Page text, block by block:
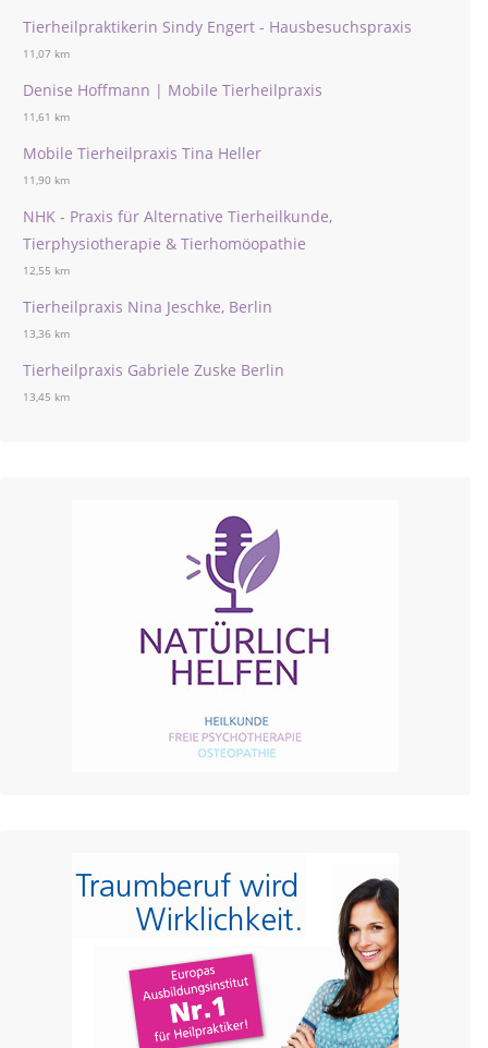
Tierheilpraktikerin Sindy Engert - Hausbesuchspraxis
11,07 km
Denise Hoffmann | Mobile Tierheilpraxis
11,61 km
Mobile Tierheilpraxis Tina Heller
11,90 km
NHK - Praxis für Alternative Tierheilkunde,
Tierphysiotherapie & Tierhomöopathie
12,55 km
Tierheilpraxis Nina Jeschke, Berlin
13,36 km
Tierheilpraxis Gabriele Zuske Berlin
13,45 km